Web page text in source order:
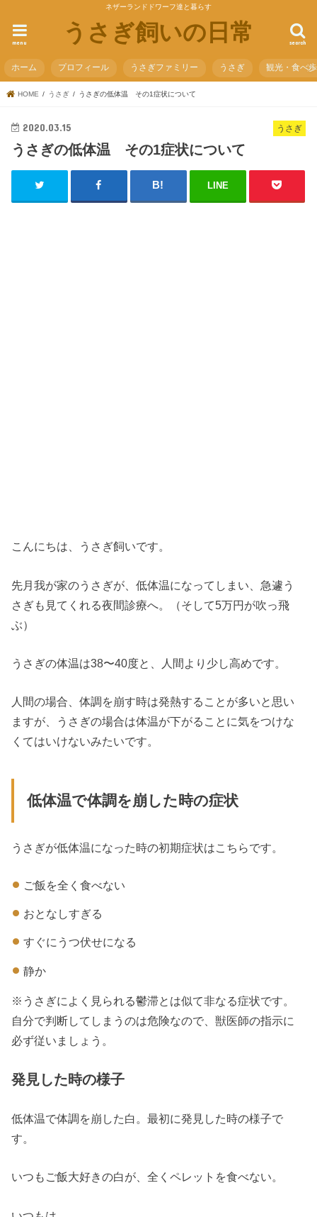
ネザーランドドワーフ達と暮らす
うさぎ飼いの日常 search
menu
ホーム プロフィール うさぎファミリー うさぎ 観光・食べ
HOME うさぎ うさぎの低体温 その1症状について
うさぎ
2020.03.15
うさぎの低体温 その1症状について
LINE
こんにちは、うさぎ飼いです。
先月我が家のうさぎが、低体温になってしまい、急遽う
さぎも見てくれる夜間診療へ。（そして5万円が吹っ飛
ぶ）
うさぎの体温は38〜40度と、人間より少し高めです。
人間の場合、体調を崩す時は発熱することが多いと思い
ますが、うさぎの場合は体温が下がることに気をつけな
くてはいけないみたいです。
低体温で体調を崩した時の症状
うさぎが低体温になった時の初期症状はこちらです。
ご飯を全く食べない
おとなしすぎる
すぐにうつ伏せになる
静か
※うさぎによく見られる鬱滞とは似て非なる症状です。
自分で判断してしまうのは危険なので、獣医師の指示に
必ず従いましょう。
発見した時の様子
低体温で体調を崩した白。最初に発見した時の様子で
す。
いつもご飯大好きの白が、全くペレットを食べない。